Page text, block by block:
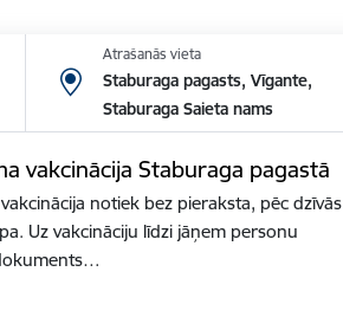
Atrašanās vieta
Staburaga pagasts, Vīgante,
Staburaga Saieta nams
vakcinācija Staburaga pagastā
notiek bez pieraksta, pēc dzīvās
Uz vakcināciju līdzi jāņem personu